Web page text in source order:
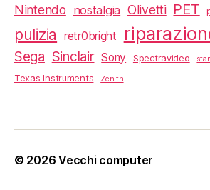
Nintendo nostalgia Olivetti PET
pulizia retr0bright
Sega Sinclair Sony Spectravideo
Texas Instruments Zenith
© 2026Vecchi computer